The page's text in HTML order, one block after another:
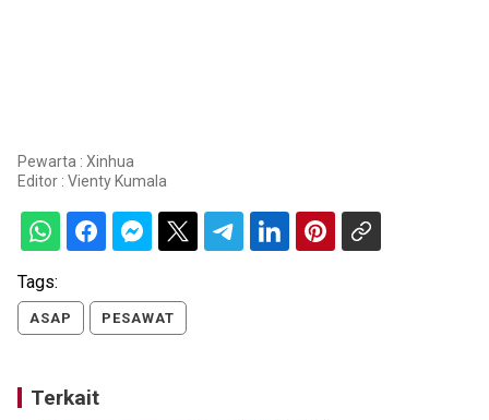
Pewarta : Xinhua
Editor : Vienty Kumala
Tags:
ASAP PESAWAT
Terkait